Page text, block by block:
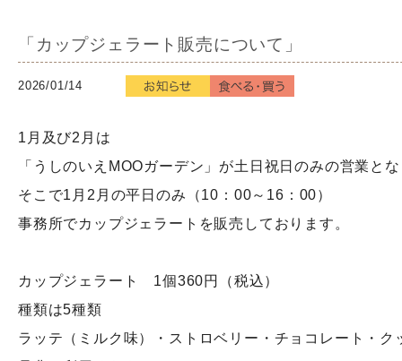
「カップジェラート販売について」
2026/01/14
1月及び2月は
「うしのいえMOOガーデン」が土日祝日のみの営業と
そこで1月2月の平日のみ（10：00～16：00）
事務所でカップジェラートを販売しております。
カップジェラート 1個360円（税込）
種類は5種類
ラッテ（ミルク味）・ストロベリー・チョコレート・ク